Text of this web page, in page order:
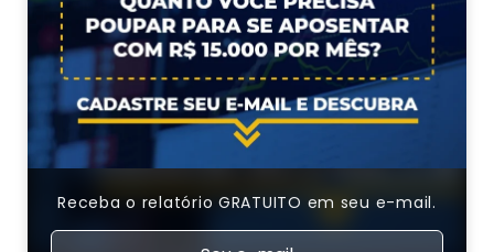
Receba o relatório GRATUITO em seu e-mail.